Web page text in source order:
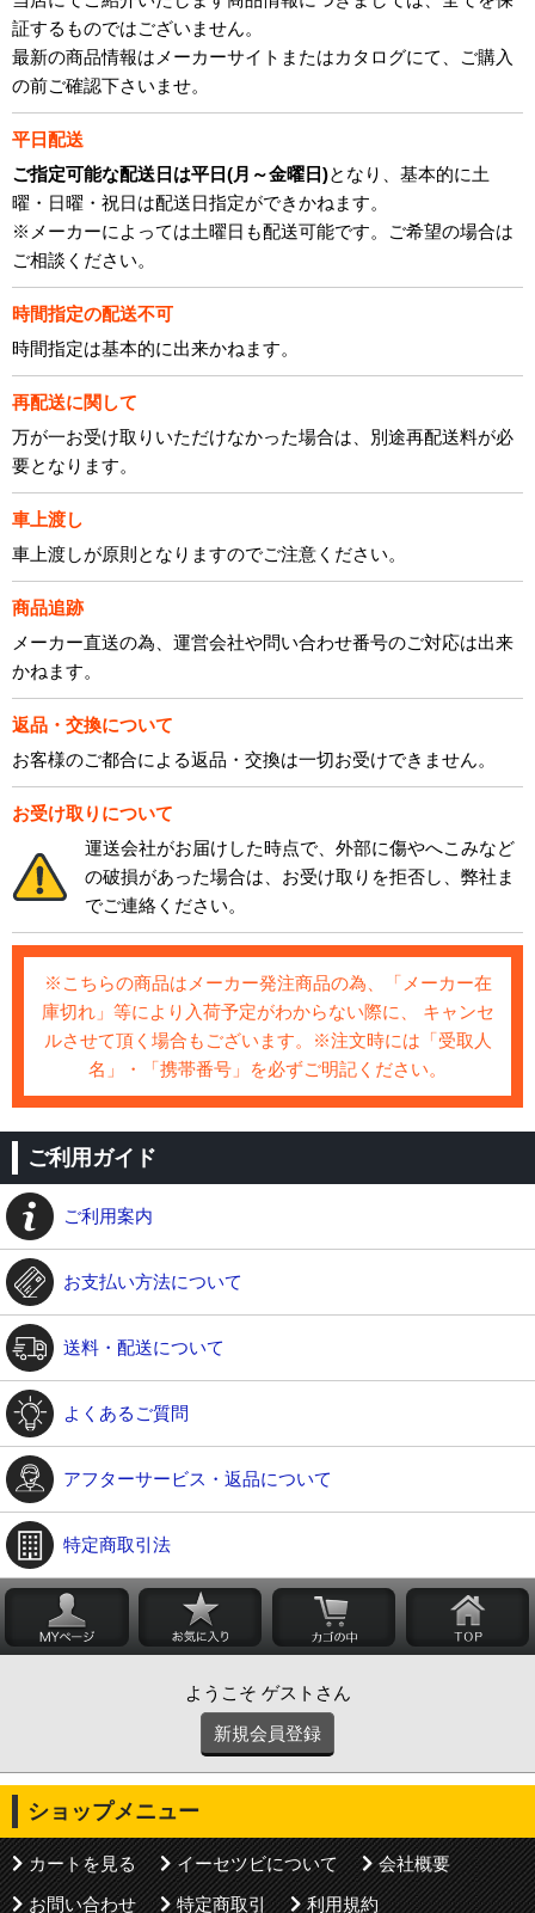
証するものではございません。
最新の商品情報はメーカーサイトまたはカタログにて、ご購入
の前ご確認下さいませ。
平日配送
ご指定可能な配送日は平日(月～金曜日)となり、基本的に土
曜・日曜・祝日は配送日指定ができかねます。
※メーカーによっては土曜日も配送可能です。ご希望の場合は
ご相談ください。
時間指定の配送不可
時間指定は基本的に出来かねます。
再配送に関して
万が一お受け取りいただけなかった場合は、別途再配送料が必
要となります。
車上渡し
車上渡しが原則となりますのでご注意ください。
商品追跡
メーカー直送の為、運営会社や問い合わせ番号のご対応は出来
かねます。
返品・交換について
お客様のご都合による返品・交換は一切お受けできません。
お受け取りについて
運送会社がお届けした時点で、外部に傷やへこみなど
の破損があった場合は、お受け取りを拒否し、弊社ま
でご連絡ください。
※こちらの商品はメーカー発注商品の為、「メーカー在
庫切れ」等により入荷予定がわからない際に、 キャンセ
ルさせて頂く場合もございます。※注文時には「受取人
名」・「携帯番号」を必ずご明記ください。
ご利用ガイド
ご利用案内
お支払い方法について
送料・配送について
よくあるご質問
アフターサービス・返品について
特定商取引法
ようこそ ゲストさん
新規会員登録
ショップメニュー
カートを見る イーセツビについて
会社概要
お問い合わせ
特定商取引 利用規約